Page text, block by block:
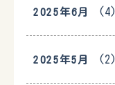
2025年6月 (4)
2025年5月 (2)